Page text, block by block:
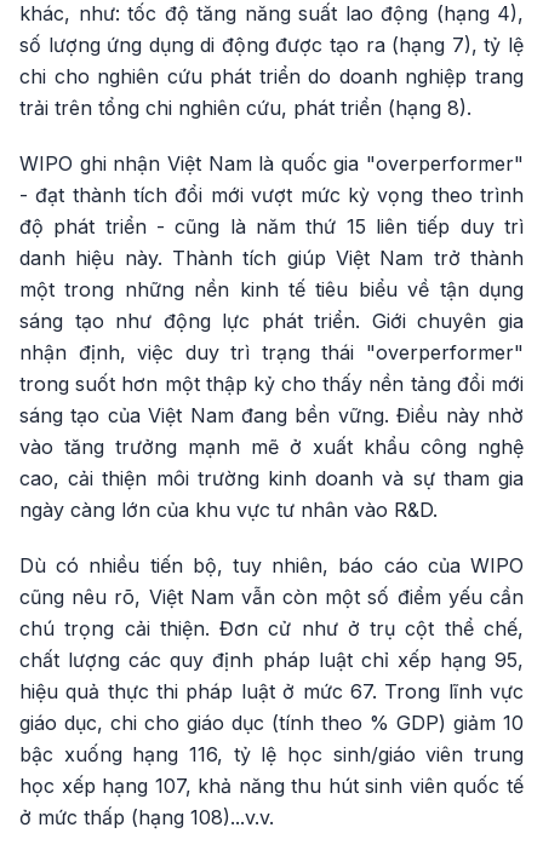
khác, như: tốc độ tăng năng suất lao động (hạng 4),
số lượng ứng dụng di động được tạo ra (hạng 7), tỷ lệ
chi cho nghiên cứu phát triển do doanh nghiệp trang
trải trên tổng chi nghiên cứu, phát triển (hạng 8).
WIPO ghi nhận Việt Nam là quốc gia "overperformer"
- đạt thành tích đổi mới vượt mức kỳ vọng theo trình
độ phát triển - cũng là năm thứ 15 liên tiếp duy trì
danh hiệu này. Thành tích giúp Việt Nam trở thành
một trong những nền kinh tế tiêu biểu về tận dụng
sáng tạo như động lực phát triển. Giới chuyên gia
nhận định, việc duy trì trạng thái "overperformer"
trong suốt hơn một thập kỷ cho thấy nền tảng đổi mới
sáng tạo của Việt Nam đang bền vững. Điều này nhờ
vào tăng trưởng mạnh mẽ ở xuất khẩu công nghệ
cao, cải thiện môi trường kinh doanh và sự tham gia
ngày càng lớn của khu vực tư nhân vào R&D.
Dù có nhiều tiến bộ, tuy nhiên, báo cáo của WIPO
cũng nêu rõ, Việt Nam vẫn còn một số điểm yếu cần
chú trọng cải thiện. Đơn cử như ở trụ cột thể chế,
chất lượng các quy định pháp luật chỉ xếp hạng 95,
hiệu quả thực thi pháp luật ở mức 67. Trong lĩnh vực
giáo dục, chi cho giáo dục (tính theo % GDP) giảm 10
bậc xuống hạng 116, tỷ lệ học sinh/giáo viên trung
học xếp hạng 107, khả năng thu hút sinh viên quốc tế
ở mức thấp (hạng 108)...v.v.